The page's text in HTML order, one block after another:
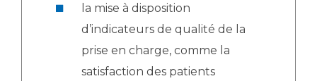
la mise à disposition
d’indicateurs de qualité de la
prise en charge, comme la
satisfaction des patients